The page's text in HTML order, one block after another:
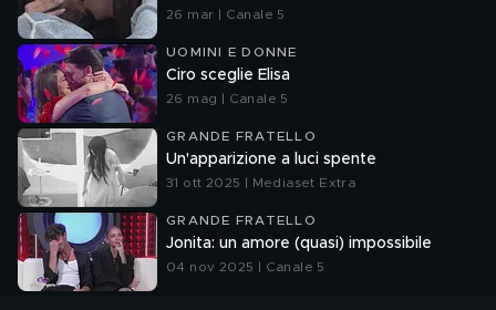
26 mar | Canale 5
UOMINI E DONNE
Ciro sceglie Elisa
26 mag | Canale 5
GRANDE FRATELLO
Un'apparizione a luci spente
31 ott 2025 | Mediaset Extra
GRANDE FRATELLO
Jonita: un amore (quasi) impossibile
04 nov 2025 | Canale 5